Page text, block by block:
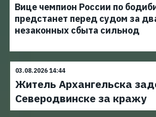
Вице чемпион России по
предстанет перед судом за
незаконных сбыта сильнод
03.08.2026 14:44
Житель Архангельска
Северодвинске за кражу